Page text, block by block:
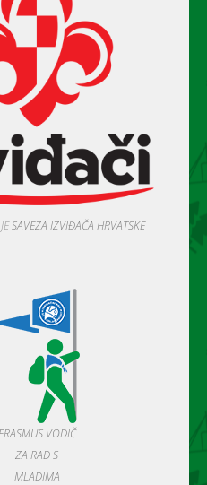
SAVEZA IZVIĐAČA HRVATSKE
VODIČ
ZA RAD S
MLADIMA